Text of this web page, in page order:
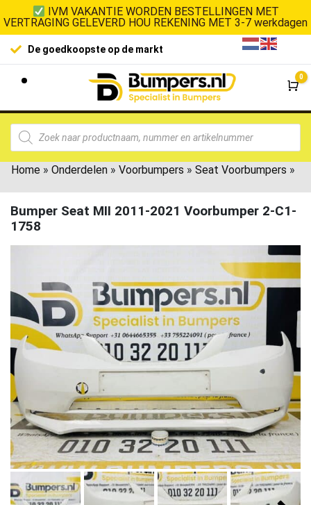
IVM VAKANTIE WORDEN BESTELLINGEN MET
VERTRAGING GELEVERD HOU REKENING MET 3-7 werkdagen
De goedkoopste op de markt
0
Home » Onderdelen » Voorbumpers » Seat Voorbumpers »
Bumper Seat MII 2011-2021 Voorbumper 2-C1-
1758